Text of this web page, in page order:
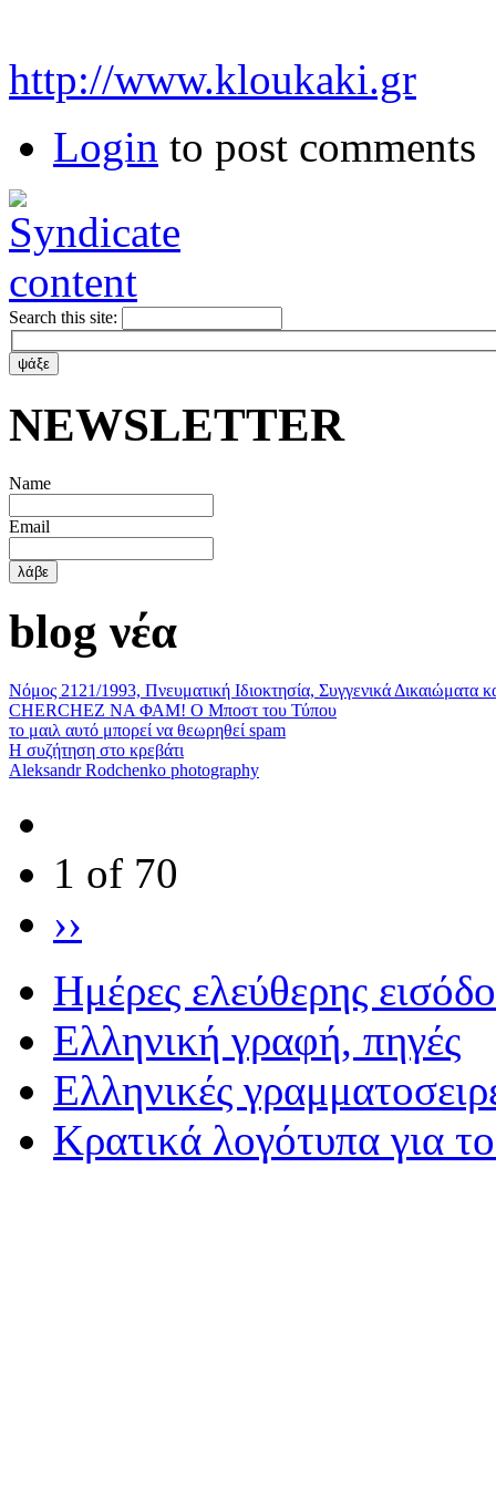
http://www.kloukaki.gr
Login to post comments
Search this site:
ΝΕWSLETTER
Name
Email
blog νέα
Νόμος 2121/1993, Πνευματική Ιδιοκτησία, Συγγενικά Δικαιώματα
CHERCHEZ ΝΑ ΦΑΜ! Ο Μποστ του Τύπου
το μαιλ αυτό μπορεί να θεωρηθεί spam
Η συζήτηση στο κρεβάτι
Aleksandr Rodchenko photography
1 of 70
››
Ημέρες ελεύθερης
Eλληνική γραφή, πηγές
Ελληνικές
Κρατικά λογότυπα για